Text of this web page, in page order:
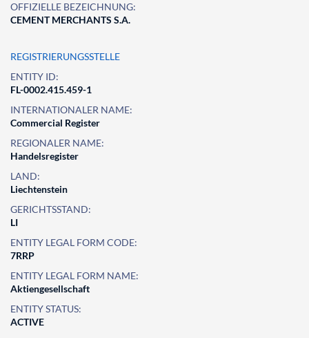
OFFIZIELLE BEZEICHNUNG:
CEMENT MERCHANTS S.A.
REGISTRIERUNGSSTELLE
ENTITY ID:
FL-0002.415.459-1
INTERNATIONALER NAME:
Commercial Register
REGIONALER NAME:
Handelsregister
LAND:
Liechtenstein
GERICHTSSTAND:
LI
ENTITY LEGAL FORM CODE:
7RRP
ENTITY LEGAL FORM NAME:
Aktiengesellschaft
ENTITY STATUS:
ACTIVE